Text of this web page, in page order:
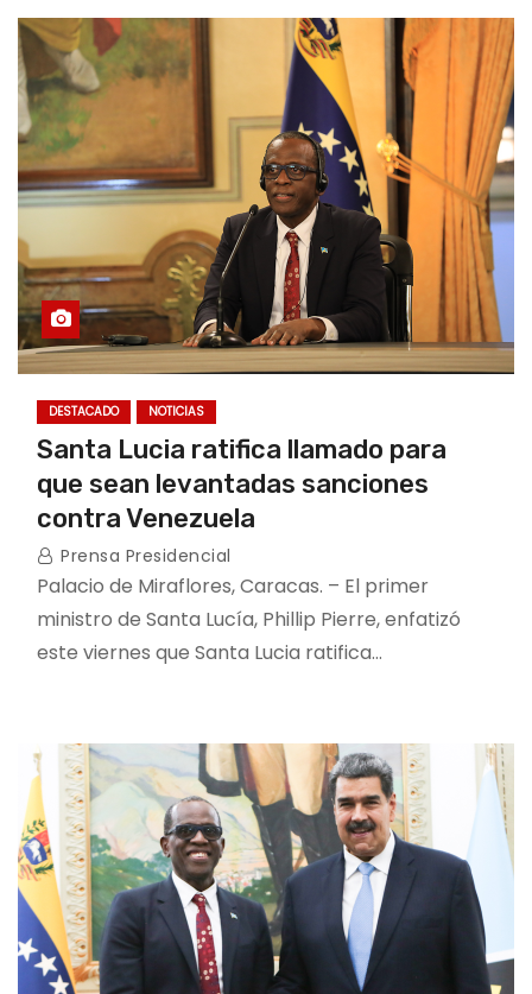
DESTACADO NOTICIAS
Santa Lucia ratifica llamado para
que sean levantadas sanciones
contra Venezuela
Prensa Presidencial
Palacio de Miraflores, Caracas. – El primer
ministro de Santa Lucía, Phillip Pierre, enfatizó
este viernes que Santa Lucia ratifica…